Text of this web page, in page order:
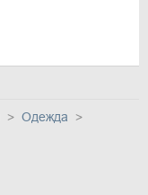
Одежда